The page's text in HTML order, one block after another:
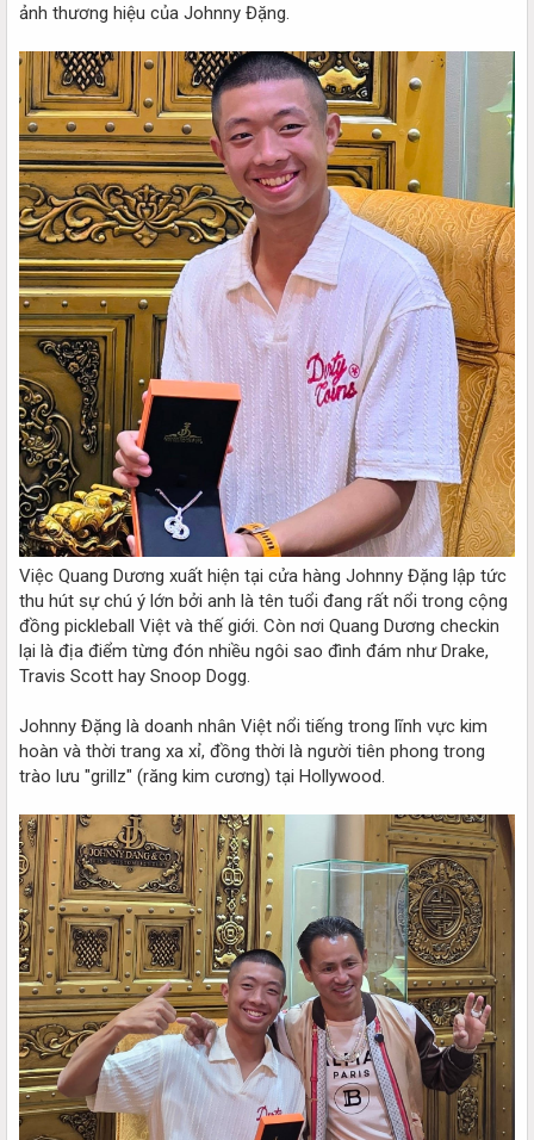
ảnh thương hiệu của Johnny Đặng.
Việc Quang Dương xuất hiện tại cửa hàng Johnny Đặng lập tức
thu hút sự chú ý lớn bởi anh là tên tuổi đang rất nổi trong cộng
đồng pickleball Việt và thế giới. Còn nơi Quang Dương checkin
lại là địa điểm từng đón nhiều ngôi sao đình đám như Drake,
Travis Scott hay Snoop Dogg.
Johnny Đặng là doanh nhân Việt nổi tiếng trong lĩnh vực kim
hoàn và thời trang xa xỉ, đồng thời là người tiên phong trong
trào lưu "grillz" (răng kim cương) tại Hollywood.